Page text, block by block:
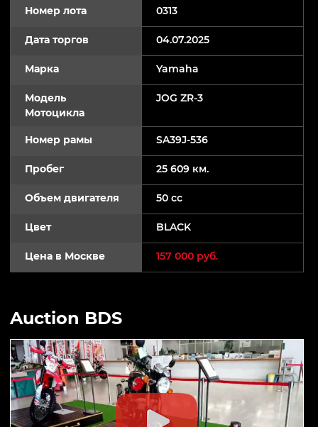
Номер лота 0313
Дата торгов 04.07.2025
Марка Yamaha
Модель
Мотоцикла
JOG ZR-3
Номер рамы SA39J-536
Пробег 25 609 км.
Объем двигателя 50 cc
Цвет BLACK
Цена в Москве 157 000 руб.
Auction BDS